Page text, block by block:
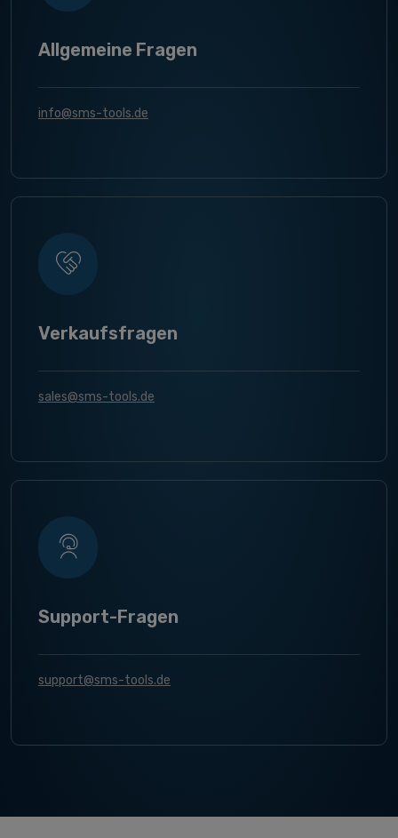
Allgemeine Fragen
info@sms-tools.de
Verkaufsfragen
sales@sms-tools.de
Support-Fragen
support@sms-tools.de